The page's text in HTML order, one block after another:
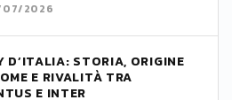
07/2026
D’ITALIA: STORIA, ORIGINE
E RIVALITÀ TRA
E INTER